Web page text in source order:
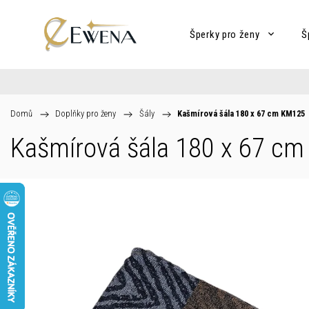
Šperky pro ženy
Domů / Doplňky pro ženy / Šály / Kašmírová šála 180 x 67 cm KM125
Kašmírová šála 180 x 67